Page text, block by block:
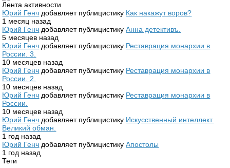
Лента активности
Юрий Генч добавляет публицистику Как накажут воров?
1 месяц назад
Юрий Генч добавляет публицистикуАнна детективъ.
5 месяцев назад
Юрий Генч добавляет публицистику Реставрация монархии в
России. 3.
10 месяцев назад
Юрий Генч добавляет публицистику Реставрация монархии в
России. 2.
10 месяцев назад
Юрий Генч добавляет публицистику Реставрация монархии в
России.
10 месяцев назад
Юрий Генч добавляет публицистику Искусственный интеллект.
Великий обман.
1 год назад
Юрий Генч добавляет публицистикуАпостолы
1 год назад
Теги